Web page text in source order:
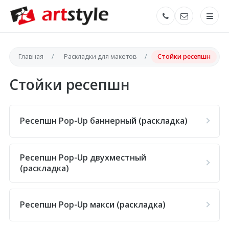
Главная Раскладки для макетов Стойки ресепшн
Стойки ресепшн
Ресепшн Pop-Up баннерный (раскладка)
Ресепшн Pop-Up двухместный
(раскладка)
Ресепшн Pop-Up макси (раскладка)